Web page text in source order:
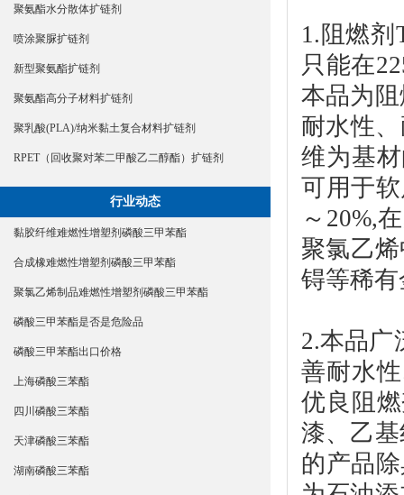
聚氨酯水分散体扩链剂
喷涂聚脲扩链剂
新型聚氨酯扩链剂
聚氨酯高分子材料扩链剂
聚乳酸(PLA)/纳米黏土复合材料扩链剂
RPET（回收聚对苯二甲酸乙二醇酯）扩链剂
行业动态
黏胶纤维难燃性增塑剂磷酸三甲苯酯
合成橡难燃性增塑剂磷酸三甲苯酯
聚氯乙烯制品难燃性增塑剂磷酸三甲苯酯
磷酸三甲苯酯是否是危险品
磷酸三甲苯酯出口价格
上海磷酸三苯酯
四川磷酸三苯酯
天津磷酸三苯酯
湖南磷酸三苯酯
1. 阻燃剂
只能在
本品为
耐水性
维为基
可用于
～20%,
聚氯乙
锝等稀
2.本品广
善耐水
优良阻
漆、乙
的产品